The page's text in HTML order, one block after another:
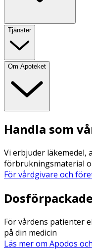
Tjänster
Om Apoteket
Handla som
Vi erbjuder läkemedel,
förbrukningsmaterial
För vårdgivare och
För vårdens patienter
på din medicin
Läs mer om Apodos